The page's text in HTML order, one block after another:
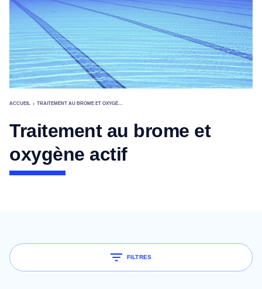
ACCUEIL TRAITEMENT AU BROME ET OXYGÈNE ACTIF
Traitement au brome et
oxygène actif
FILTRES